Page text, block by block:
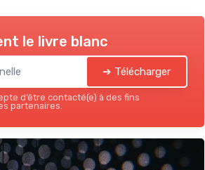
le livre blanc
➔ Télécharger
d’être contacté(e) à des fins
partenaires.